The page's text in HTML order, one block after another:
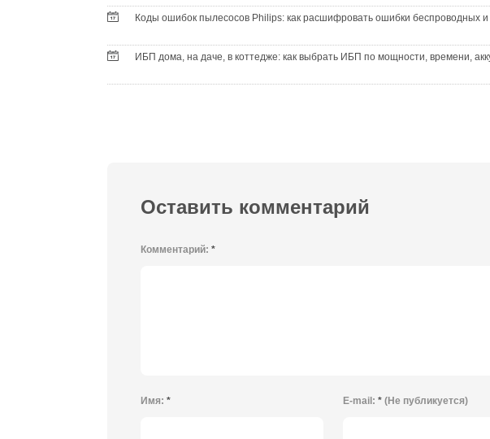
Коды ошибок пылесосов Philips: как расшифровать ошибки беспроводных
ИБП дома, на даче, в коттедже: как выбрать ИБП по мощности, времени,
Оставить комментарий
Комментарий: *
Имя: * E-mail: * (Не публикуется)